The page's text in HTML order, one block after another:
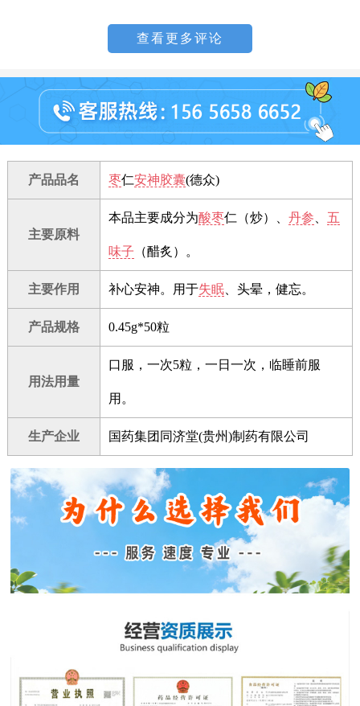
查看更多评论
产品品名 枣仁安神胶囊(德众)
主要原料
本品主要成分为酸枣仁（炒）、 丹参 五
味子 （醋炙）。
主要作用 补心安神。用于失眠、头晕，健忘。
产品规格 0.45g*50粒
用法用量
口服，一次5粒，一日一次，临睡前服
用。
生产企业 国药集团同济堂(贵州)制药有限公司